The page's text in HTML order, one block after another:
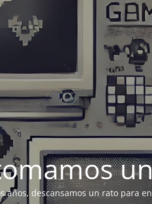
años, descansamos un rato para